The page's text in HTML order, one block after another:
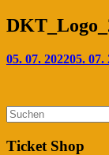
05. 07. 202205. 07.
Ticket Shop